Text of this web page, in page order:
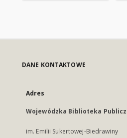
DANE KONTAKTOWE
Adres
Wojewódzka Biblioteka
im. Emilii Sukertowej-Biedrawiny